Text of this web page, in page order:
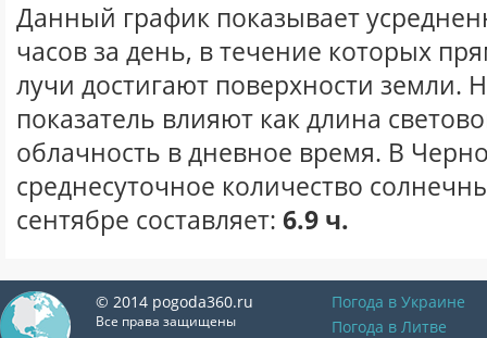
Данный график показывает
часов за день, в течение которых
лучи достигают поверхности земли.
показатель влияют как длина
облачность в дневное время. В
среднесуточное количество
сентябре составляет: 6.9 ч.
© 2014 pogoda360.ru
Все права защищены
Погода в Украине
Погода в Литве